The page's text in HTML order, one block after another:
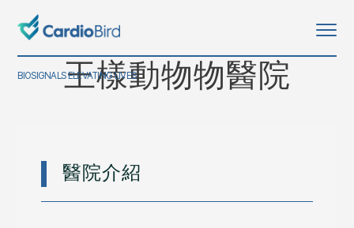
BIOSIGNALS ELEVATING LIVES
王樣動物物醫院
醫院介紹